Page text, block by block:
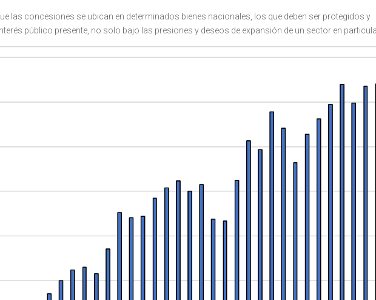
las concesiones se ubican en determinados bienes nacionales, los que deben ser protegidos y
público presente, no solo bajo las presiones y deseos de expansión de un sector en